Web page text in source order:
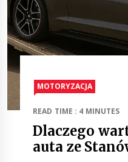
MOTORYZACJA
READ TIME : 4 MINUTES
Dlaczego
auta ze